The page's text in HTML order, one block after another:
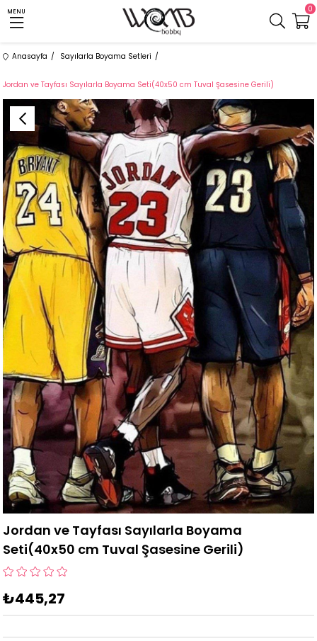
MENU 0
Anasayfa Sayılarla Boyama Setleri
Jordan ve Tayfası Sayılarla Boyama Seti(40x50 cm Tuval Şasesine Gerili)
Jordan ve Tayfası Sayılarla Boyama
Seti(40x50 cm Tuval Şasesine Gerili)
₺445,27